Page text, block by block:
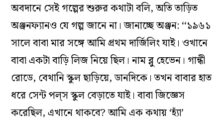
অবদানে সেই গল্পের শুরুর কথাটা বলি, অতি তাড়িত
অঞ্জনফ্যানও যে গল্প জানে না। জানাচ্ছে অঞ্জন: ‘‘১৯৬১
সালে বাবা মার সঙ্গে আমি প্রথম দার্জিলিং যাই। ওখানে
বাবা একটা বাড়ি লিজ নিয়ে ছিল। নাম ব্লু হেভেন। গান্ধী
রোডে, বেথানি স্কুল ছাড়িয়ে, ডানদিকে। তখন বাবার হাত
ধরে সেন্ট পল্‌স স্কুল বেড়াতে যাই। বাবা জিজ্ঞেস
করেছিল, এখানে থাকবে? আমি এক কথায় ‘হ্যাঁ’